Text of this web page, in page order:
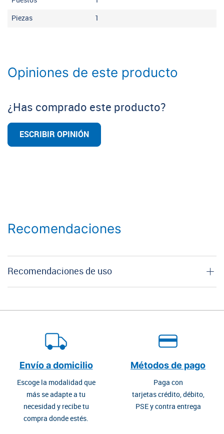
Piezas 1
Opiniones de este producto
¿Has comprado este producto?
ESCRIBIR OPINIÓN
Recomendaciones
Recomendaciones de uso
Envío a domicilio
Escoge la modalidad que
más se adapte a tu
necesidad y recibe tu
compra donde estés.
Métodos de pago
Paga con
tarjetas crédito, débito,
PSE y contra entrega